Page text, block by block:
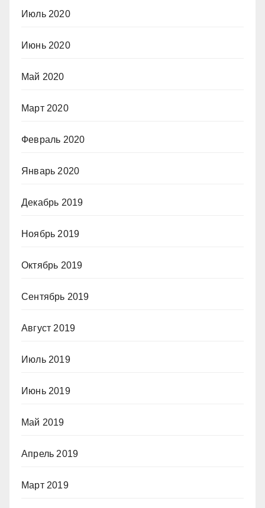
Июль 2020
Июнь 2020
Май 2020
Март 2020
Февраль 2020
Январь 2020
Декабрь 2019
Ноябрь 2019
Октябрь 2019
Сентябрь 2019
Август 2019
Июль 2019
Июнь 2019
Май 2019
Апрель 2019
Март 2019